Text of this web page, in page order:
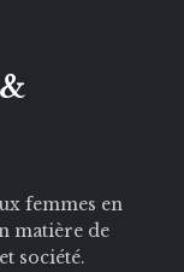
femmes en
matière de
société.